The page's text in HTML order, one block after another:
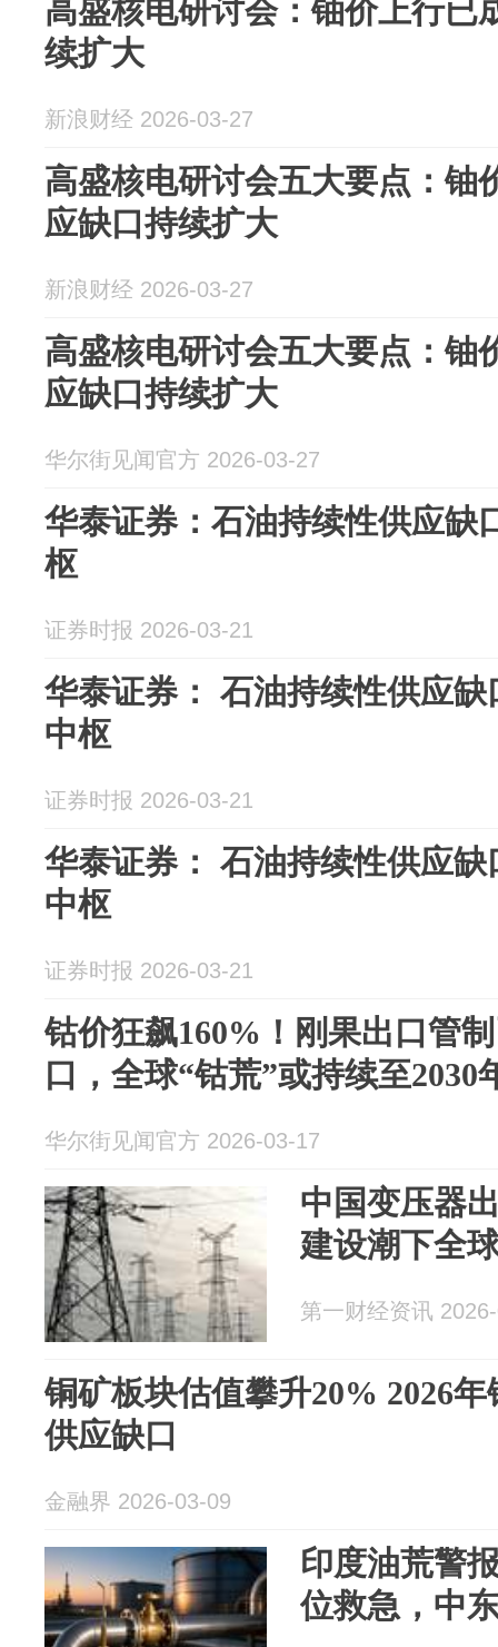
高盛核电研讨会：铀价上行已
续扩大
新浪财经 2026-03-27
高盛核电研讨会五大要点：铀
应缺口持续扩大
新浪财经 2026-03-27
高盛核电研讨会五大要点：铀
应缺口持续扩大
华尔街见闻官方 2026-03-27
华泰证券：石油持续性供应缺
枢
证券时报 2026-03-21
华泰证券： 石油持续性供应
中枢
证券时报 2026-03-21
华泰证券： 石油持续性供应
中枢
证券时报 2026-03-21
钴价狂飙160%！刚果出口管
口，全球“钴荒”或持续至2030
华尔街见闻官方 2026-03-17
中国变压器
建设潮下全
第一财经资讯
铜矿板块估值攀升20% 2026
供应缺口
金融界 2026-03-09
印度油荒警
位救急，中